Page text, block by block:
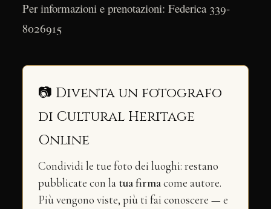
Per informazioni e prenotazioni: Federica 339-
8026915
📷 Diventa un fotografo
di Cultural Heritage
Online
Condividi le tue foto dei luoghi: restano
pubblicate con la tua firmacome autore.
Più vengono viste, più ti fai conoscere — e